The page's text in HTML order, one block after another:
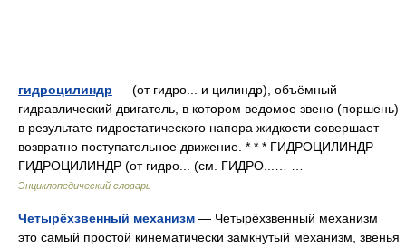
гидроцилиндр — (от гидро... и цилиндр), объёмный
гидравлический двигатель, в котором ведомое звено (поршень)
в результате гидростатического напора жидкости совершает
возвратно поступательное движение. * * * ГИДРОЦИЛИНДР
ГИДРОЦИЛИНДР (от гидро... (см. ГИДРО...… …
Энциклопедический словарь
Четырёхзвенный механизм — Четырёхзвенный механизм
это самый простой кинематически замкнутый механизм, звенья